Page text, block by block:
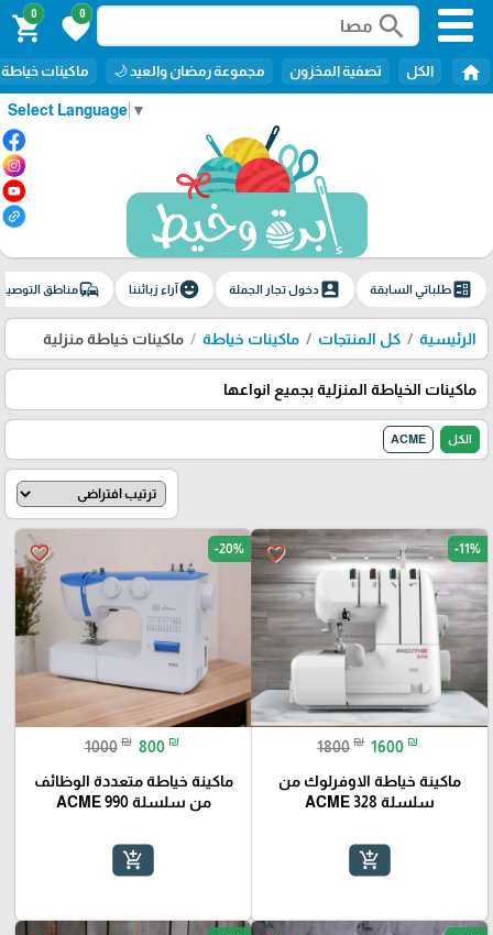
Select Language ▼
search
0
favorite
0
shopping_cart
home الكل تصفية المخزون مجموعة رمضان والعيد 🌙 ماكينات خياطة
ballotطلباتي السابقة account_boxدخول تجار الجملة emoji_emotionsآراء زبائننا commuteمناطق
الرئيسية كل المنتجات ماكينات خياطة ماكينات خياطة منزلية
ماكينات الخياطة المنزلية بجميع انواعها
الكل ACME
favorite_border -11%
1800 ₪ 1600 ₪
ماكينة خياطة الاوفرلوك من
سلسلة ACME 328
add_shopping_cart
favorite_border -20%
1000 ₪ 800 ₪
ماكينة خياطة متعددة الوظائف
من سلسلة ACME 990
add_shopping_cart